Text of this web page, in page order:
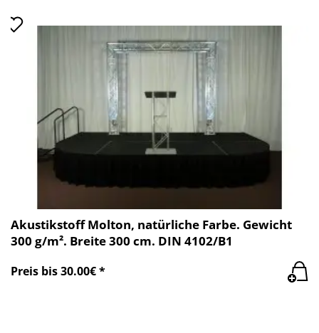
Akustikstoff Molton, natürliche Farbe. Gewicht
300 g/m². Breite 300 cm. DIN 4102/B1
Preis bis 30.00€ *